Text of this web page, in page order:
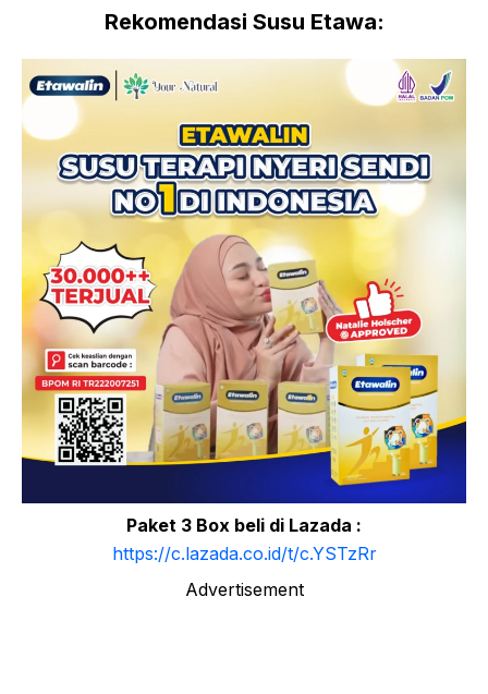
Rekomendasi Susu Etawa:
Paket 3 Box beli di Lazada :
https://c.lazada.co.id/t/c.YSTzRr
Advertisement